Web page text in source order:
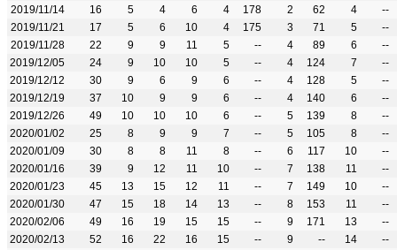
2019/11/14
16 5 4 6 4 178 2 62 4
--
2019/11/21
17 5 6 10 4 175 3 71 5
--
2019/11/28
22 9 9 11 5 -- 4 89 6
--
2019/12/05
24 9 10 10 5 -- 4 124 7
--
2019/12/12
30 9 6 9 6 -- 4 128 5
--
2019/12/19
37 10 9 9 6 -- 4 140 6
--
2019/12/26
49 10 10 10 6 -- 5 139 8
--
2020/01/02
25 8 9 9 7 -- 5 105 8
--
2020/01/09
30 8 8 11 8 -- 6 117 10
--
2020/01/16
39 9 12 11 10 -- 7 138 11
--
2020/01/23
45 13 15 12 11 -- 7 149 10
--
2020/01/30
47 15 18 14 13 -- 8 153 11
--
2020/02/06
49 16 19 15 15 -- 9 171 13
--
2020/02/13
52 16 22 16 15 -- 9 -- 14
--